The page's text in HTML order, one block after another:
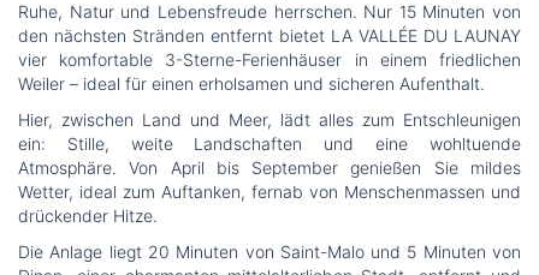
Ruhe, Natur und Lebensfreude herrschen. Nur 15 Minuten von
den nächsten Stränden entfernt bietet LA VALLÉE DU LAUNAY
vier komfortable 3-Sterne-Ferienhäuser in einem friedlichen
Weiler – ideal für einen erholsamen und sicheren Aufenthalt.
Hier, zwischen Land und Meer, lädt alles zum Entschleunigen
ein: Stille, weite Landschaften und eine wohltuende
Atmosphäre. Von April bis September genießen Sie mildes
Wetter, ideal zum Auftanken, fernab von Menschenmassen und
drückender Hitze.
Die Anlage liegt 20 Minuten von Saint-Malo und 5 Minuten von